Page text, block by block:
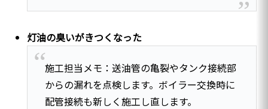
灯油の臭いがきつくなった
施工担当メモ：送油管の亀裂やタンク接続部
からの漏れを点検します。ボイラー交換時に
配管接続も新しく施工し直します。